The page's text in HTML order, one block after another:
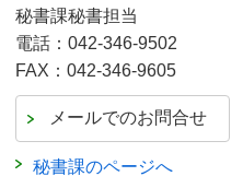
秘書課秘書担当
電話： 042-346-9502
FAX： 042-346-9605
秘書課のページへ